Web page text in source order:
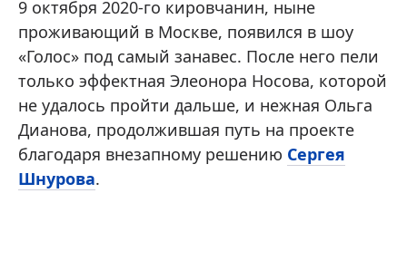
9 октября 2020-го кировчанин, ныне
проживающий в Москве, появился в шоу
«Голос» под самый занавес. После него пели
только эффектная Элеонора Носова, которой
не удалось пройти дальше, и нежная Ольга
Дианова, продолжившая путь на проекте
благодаря внезапному решению Сергея
Шнурова.